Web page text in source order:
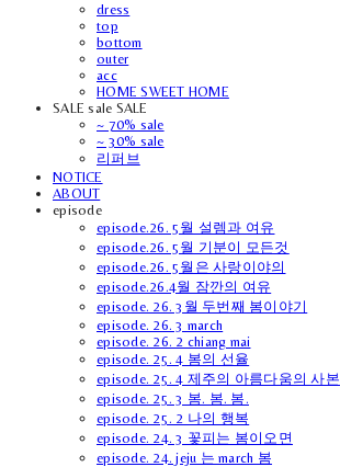
dress
top
bottom
outer
acc
HOME SWEET HOME
SALE sale SALE
~ 70% sale
~ 30% sale
리퍼브
NOTICE
ABOUT
episode
episode.26. 5월 설렘과 여유
episode.26. 5월 기분이 모든것
episode.26. 5월은 사랑이야의
episode.26.4월 잠깐의 여유
episode. 26. 3월 두번째 봄이야기
episode. 26. 3 march
episode. 26. 2 chiang mai
episode. 25. 4 봄의 선율
episode. 25. 4 제주의 아름다움의 사본
episode. 25. 3 봄. 봄. 봄.
episode. 25. 2 나의 행복
episode. 24. 3 꽃피는 봄이오면
episode. 24. jeju 는 march 봄